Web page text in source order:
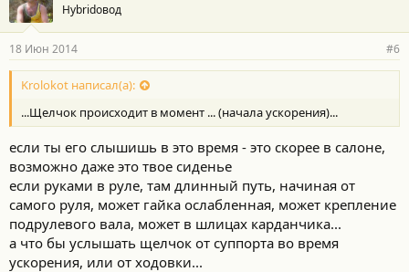
Hybridовод
18 Июн 2014 #6
Krolokot написал(а):
...Щелчок происходит в момент ... (начала ускорения)...
если ты его слышишь в это время - это скорее в салоне,
возможно даже это твое сиденье
если руками в руле, там длинный путь, начиная от
самого руля, может гайка ослабленная, может крепление
подрулевого вала, может в шлицах карданчика...
а что бы услышать щелчок от суппорта во время
ускорения, или от ходовки...